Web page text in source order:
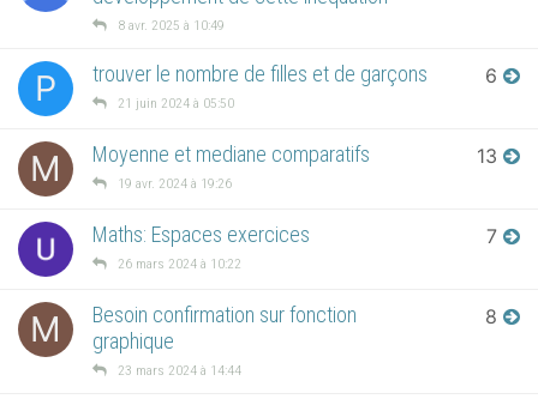
8 avr. 2025 à 10:49
P trouver le nombre de filles et de garçons
21 juin 2024 à 05:50
6
M Moyenne et mediane comparatifs
19 avr. 2024 à 19:26
13
Maths: Espaces exercices
26 mars 2024 à 10:22
7
M
Besoin confirmation sur fonction
graphique
23 mars 2024 à 14:44
8